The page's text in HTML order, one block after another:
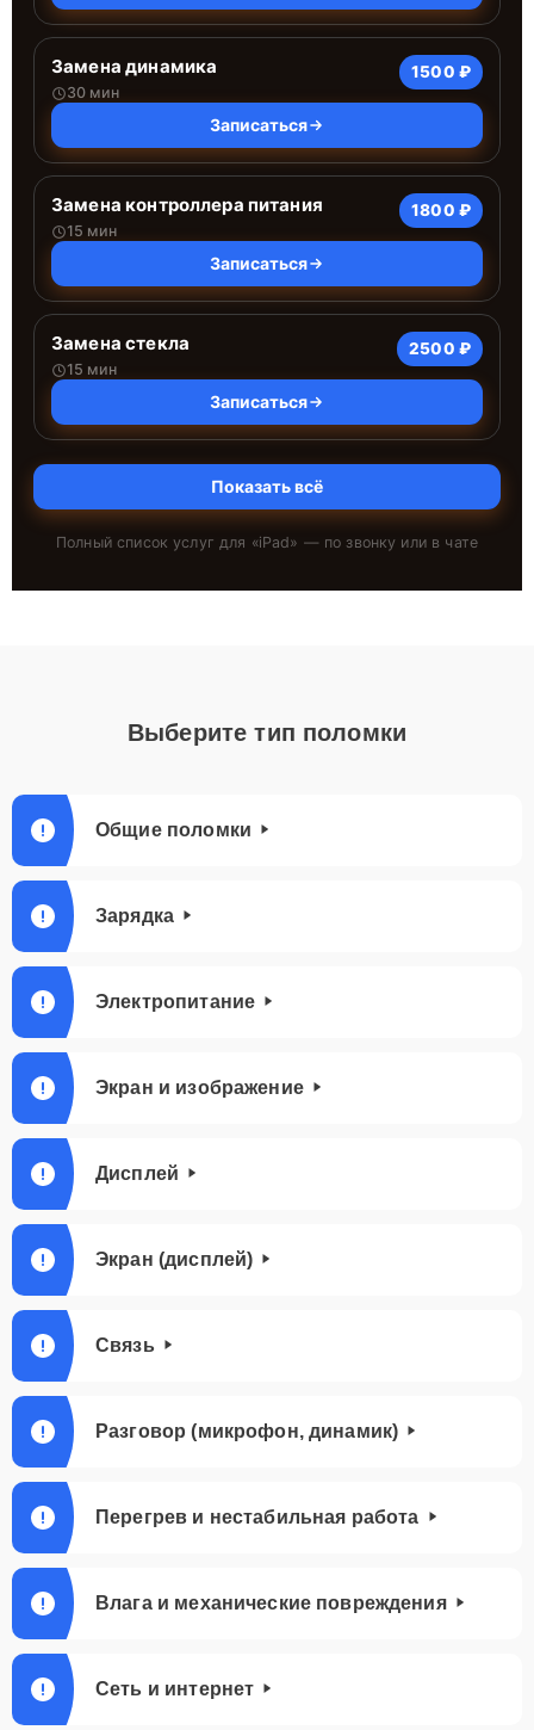
Замена динамика
30 мин
1500 ₽
Записаться
Замена контроллера питания
15 мин
1800 ₽
Записаться
Замена стекла
15 мин
2500 ₽
Записаться
Показать всё
Полный список услуг для «iPad» — по звонку или в чате
Выберите тип поломки
Общие поломки
Зарядка
Электропитание
Экран и изображение
Дисплей
Экран (дисплей)
Связь
Разговор (микрофон, динамик)
Перегрев и нестабильная работа
Влага и механические повреждения
Сеть и интернет